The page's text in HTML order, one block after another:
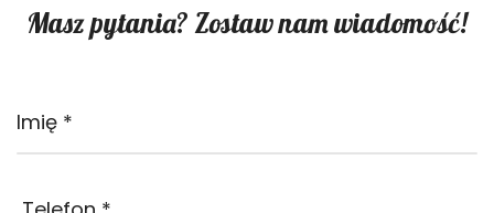
Masz pytania? Zostaw nam wiadomość!